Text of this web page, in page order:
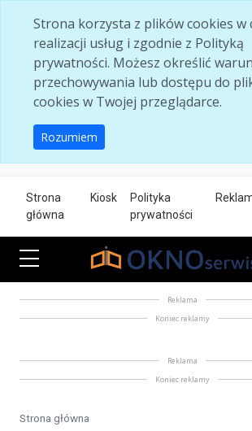
Strona korzysta z plików cookies w
realizacji usług i zgodnie z Polityką
prywatności. Możesz określić
przechowywania lub dostępu do
cookies w Twojej przeglądarce.
Rozumiem
Strona
główna
Kiosk
Polityka
prywatności
Reklama
Koniec reklamy
Reklama
Koniec reklamy
Strona główna